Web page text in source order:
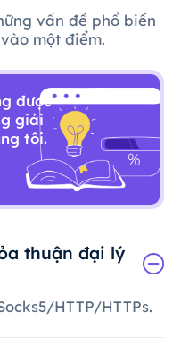
vấn đề phổ biến
một điểm.
được
giải
tôi.
thuận đại lý
HTTP/HTTPs.